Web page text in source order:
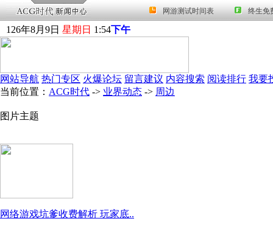
126年8月 9日 星期日 1 :54下午
网站导航 热门专区 火爆论坛 留言建议 内容搜索 阅读排行 我要
当前位置： ACG时代 -> 业界动态 -> 周边
图片主题
网络游戏坑爹收费解析 玩家底..